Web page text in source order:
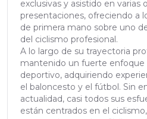
exclusivas y asistido en varias
presentaciones, ofreciendo a
de primera mano sobre uno
del ciclismo profesional.
A lo largo de su trayectoria
mantenido un fuerte enfoque
deportivo, adquiriendo
el baloncesto y el fútbol. Sin
actualidad, casi todos sus
están centrados en el